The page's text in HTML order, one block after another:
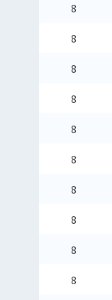
8
8
8
8
8
8
8
8
8
8